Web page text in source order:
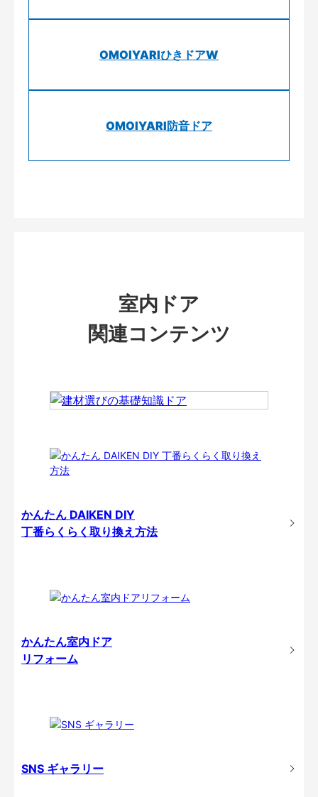
OMOIYARIひきドアW
OMOIYARI防音ドア
室内ドア
関連コンテンツ
かんたん DAIKEN DIY
丁番らくらく取り換え方法
かんたん室内ドア
リフォーム
SNS ギャラリー